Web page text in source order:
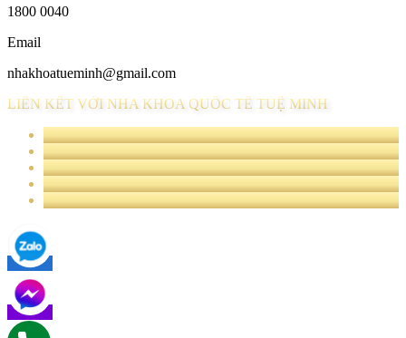
1800 0040
Email
nhakhoatueminh@gmail.com
LIÊN KẾT VỚI NHA KHOA QUỐC TẾ TUỆ MINH